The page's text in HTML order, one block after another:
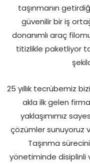
taşınmanın
güvenilir bir iş
donanımlı araç
titizlikle paketliyor
25 yıllık tecrübemiz
akla ilk gelen
yaklaşımımız
çözümler sunuyoruz
Taşınma
yönetiminde disiplinli